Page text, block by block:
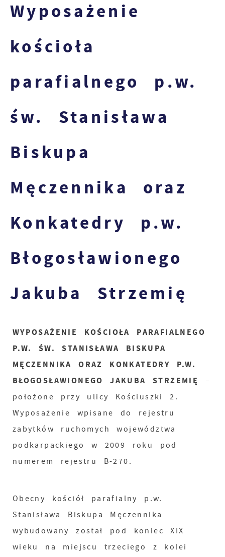
Wyposażenie
kościoła
parafialnego p.w.
św. Stanisława
Biskupa
Męczennika oraz
Konkatedry p.w.
Błogosławionego
Jakuba Strzemię
WYPOSAŻENIE KOŚCIOŁA PARAFIALNEGO
P.W. ŚW. STANISŁAWA BISKUPA
MĘCZENNIKA ORAZ KONKATEDRY P.W.
BŁOGOSŁAWIONEGO JAKUBA STRZEMIĘ
–
położone przy ulicy Kościuszki 2.
Wyposażenie wpisane do rejestru
zabytków ruchomych województwa
podkarpackiego w 2009 roku pod
numerem rejestru B-270.
Obecny kościół parafialny p.w.
Stanisława Biskupa Męczennika
wybudowany został pod koniec XIX
wieku na miejscu trzeciego z kolei